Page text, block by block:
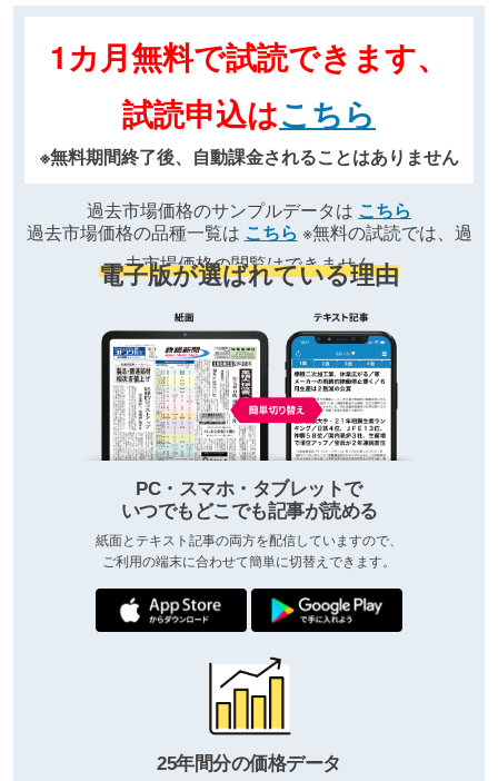
1カ月無料で試読できます、
試読申込はこちら
※無料期間終了後、自動課金されることはありません
過去市場価格のサンプルデータは こちら
過去市場価格の品種一覧は こちら ※無料の試読では、過
去市場価格の閲覧はできません
電子版が選ばれている理由
PC・スマホ・タブレットで
いつでもどこでも記事が読める
紙面とテキスト記事の両方を配信していますので、
ご利用の端末に合わせて簡単に切替えできます。
25年間分の価格データ